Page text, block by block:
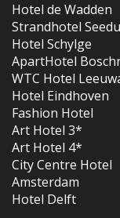
Hotel de Wadden
Strandhotel
Hotel Schylge
ApartHotel
WTC Hotel
Hotel Eindhoven
Fashion Hotel
Art Hotel 3*
Art Hotel 4*
City Centre Hotel
Amsterdam
Hotel Delft